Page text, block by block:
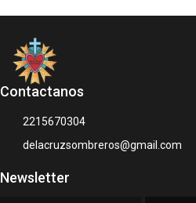
Contactanos
2215670304
delacruzsombreros@gmail.com
Newsletter